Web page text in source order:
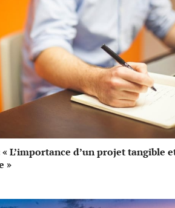
L’importance d’un projet tangible
»